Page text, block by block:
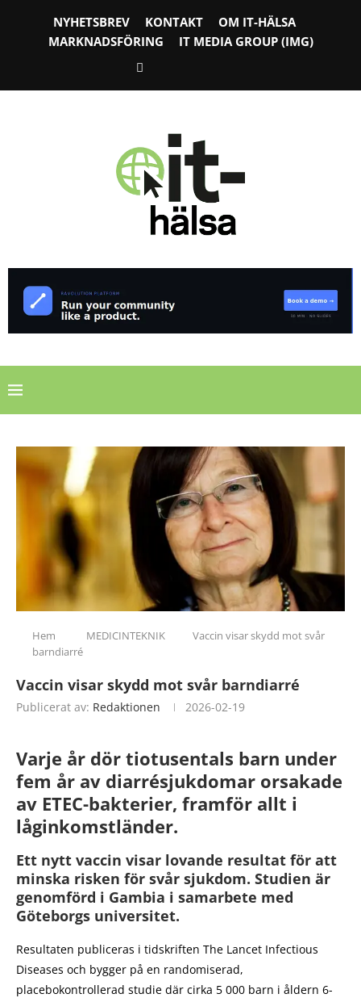
NYHETSBREV KONTAKT
OM IT-HÄLSA
MARKNADSFÖRING
IT MEDIA GROUP (IMG)
Hem MEDICINTEKNIK
Vaccin visar skydd mot svår
barndiarré
Vaccin visar skydd mot svår barndiarré
Publicerat av: Redaktionen 2026-02-19
Varje år dör tiotusentals barn under
fem år av diarrésjukdomar orsakade
av ETEC-bakterier, framför allt i
låginkomstländer.
Ett nytt vaccin visar lovande resultat för att
minska risken för svår sjukdom. Studien är
genomförd i Gambia i samarbete med
Göteborgs universitet.
Resultaten publiceras i tidskriften The Lancet Infectious
Diseases och bygger på en randomiserad,
placebokontrollerad studie där cirka 5 000 barn i åldern 6-